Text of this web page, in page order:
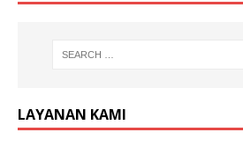
LAYANAN KAMI